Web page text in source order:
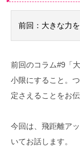
前回：大きな力
前回のコラム#9「
小限にすること。
定さえることをお
今回は、飛距離ア
いてお話します。